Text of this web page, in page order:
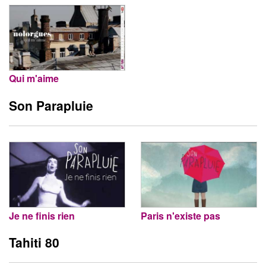
Qui m'aime
Son Parapluie
Je ne finis rien Paris n'existe pas
Tahiti 80